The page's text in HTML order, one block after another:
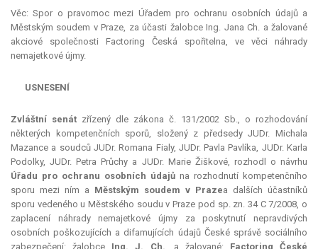
Věc: Spor o pravomoc mezi Úřadem pro ochranu osobních údajů a
Městským soudem v Praze, za účasti žalobce Ing. Jana Ch. a žalované
akciové společnosti Factoring Česká spořitelna, ve věci náhrady
nemajetkové újmy.
USNESENÍ
Zvláštní senát zřízený dle zákona č. 131/2002 Sb., o rozhodování
některých kompetenčních sporů, složený z předsedy JUDr. Michala
Mazance a soudců JUDr. Romana Fialy, JUDr. Pavla Pavlíka, JUDr. Karla
Podolky, JUDr. Petra Průchy a JUDr. Marie Žiškové, rozhodl o návrhu
Úřadu pro ochranu osobních údajů na rozhodnutí kompetenčního
sporu mezi ním a Městským soudem v Prazea dalších účastníků
sporu vedeného u Městského soudu v Praze pod sp. zn. 34 C 7/2008, o
zaplacení náhrady nemajetkové újmy za poskytnutí nepravdivých
osobních poškozujících a difamujících údajů České správě sociálního
zabezpečení: žalobce Ing. J. Ch., a žalované: Factoring České